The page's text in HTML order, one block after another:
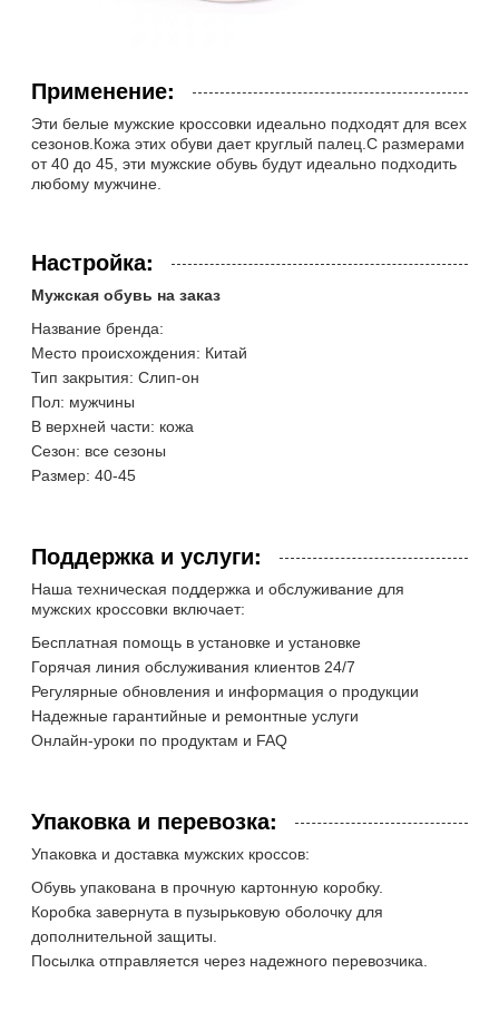
Применение:
Эти белые мужские кроссовки идеально подходят для всех
сезонов.Кожа этих обуви дает круглый палец.С размерами
от 40 до 45, эти мужские обувь будут идеально подходить
любому мужчине.
Настройка:
Мужская обувь на заказ
Название бренда:
Место происхождения: Китай
Тип закрытия: Слип-он
Пол: мужчины
В верхней части: кожа
Сезон: все сезоны
Размер: 40-45
Поддержка и услуги:
Наша техническая поддержка и обслуживание для
мужских кроссовки включает:
Бесплатная помощь в установке и установке
Горячая линия обслуживания клиентов 24/7
Регулярные обновления и информация о продукции
Надежные гарантийные и ремонтные услуги
Онлайн-уроки по продуктам и FAQ
Упаковка и перевозка:
Упаковка и доставка мужских кроссов:
Обувь упакована в прочную картонную коробку.
Коробка завернута в пузырьковую оболочку для
дополнительной защиты.
Посылка отправляется через надежного перевозчика.